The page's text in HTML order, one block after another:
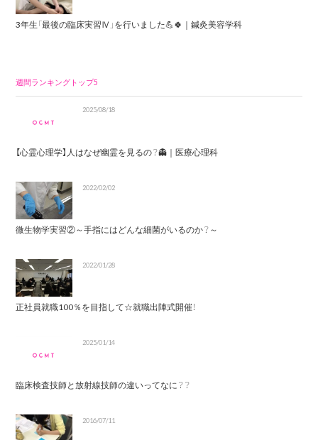
3年生「最後の臨床実習Ⅳ」を行いました💪🍀｜鍼灸美容学科
週間ランキングトップ5
2025/08/18
【心霊心理学】人はなぜ幽霊を見るの？👻｜医療心理科
2022/02/02
微生物学実習②～手指にはどんな細菌がいるのか？～
2022/01/28
正社員就職100％を目指して☆就職出陣式開催！
2025/01/14
臨床検査技師と放射線技師の違いってなに？？
2016/07/11